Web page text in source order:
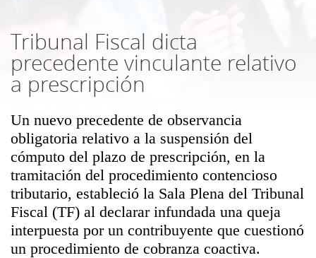
Tribunal Fiscal dicta
precedente vinculante relativo
a prescripción
Un nuevo precedente de observancia
obligatoria relativo a la suspensión del
cómputo del plazo de prescripción, en la
tramitación del procedimiento contencioso
tributario, estableció la Sala Plena del Tribunal
Fiscal (TF) al declarar infundada una queja
interpuesta por un contribuyente que cuestionó
un procedimiento de cobranza coactiva.